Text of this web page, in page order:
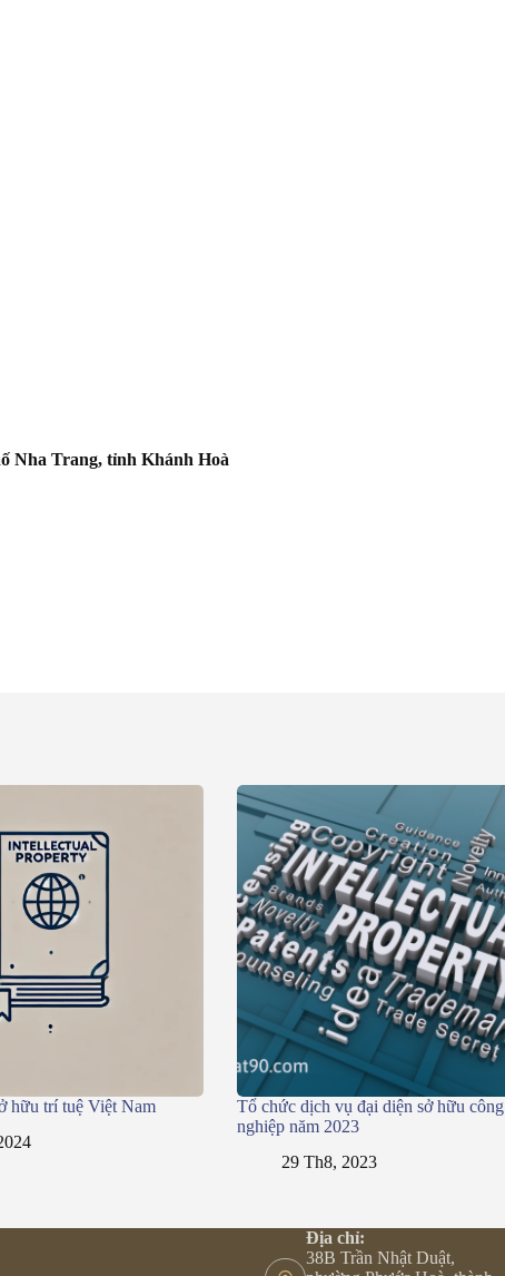
Nha Trang, tỉnh Khánh Hoà
hữu trí tuệ Việt Nam
Tổ chức dịch vụ đại diện sở hữu công
nghiệp năm 2023
29 Th8, 2023
Địa chỉ:
38B Trần Nhật Duật,